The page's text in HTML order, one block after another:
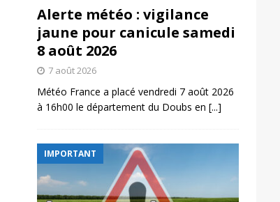
Alerte météo : vigilance
jaune pour canicule samedi
8 août 2026
7 août 2026
Météo France a placé vendredi 7 août 2026
à 16h00 le département du Doubs en [...]
IMPORTANT